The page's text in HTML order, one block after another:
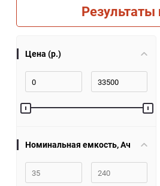
Результаты
Цена (р.)
Номинальная емкость, Ач